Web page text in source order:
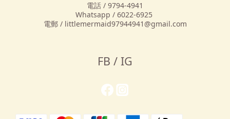
電話 / 9794-4941
Whatsapp / 6022-6925
電郵 / littlemermaid97944941@gmail.com
FB / IG